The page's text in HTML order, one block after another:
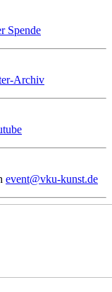
Spende
Archiv
event@vku-kunst.de